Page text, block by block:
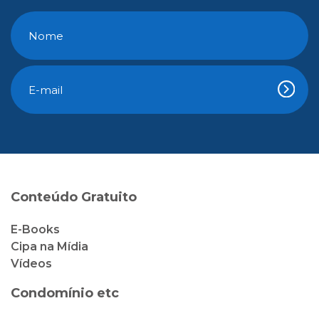
Conteúdo Gratuito
E-Books
Cipa na Mídia
Vídeos
Condomínio etc